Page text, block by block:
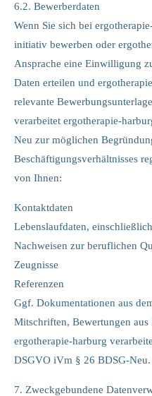
6.2. Bewerberdaten
Wenn Sie sich bei
initiativ bewerben oder
Ansprache eine Einwilligung
Daten erteilen und
relevante
verarbeitet ergotherapie-
Neu zur möglichen
Beschäftigungsverhältnisses
von Ihnen:
Kontaktdaten
Lebenslaufdaten, einschließlich
Nachweisen zur beruflichen
Zeugnisse
Referenzen
Ggf. Dokumentationen aus
Mitschriften, Bewertungen aus
ergotherapie-harburg
DSGVO iVm § 26 BDSG-Neu.
7. Zweckgebundene